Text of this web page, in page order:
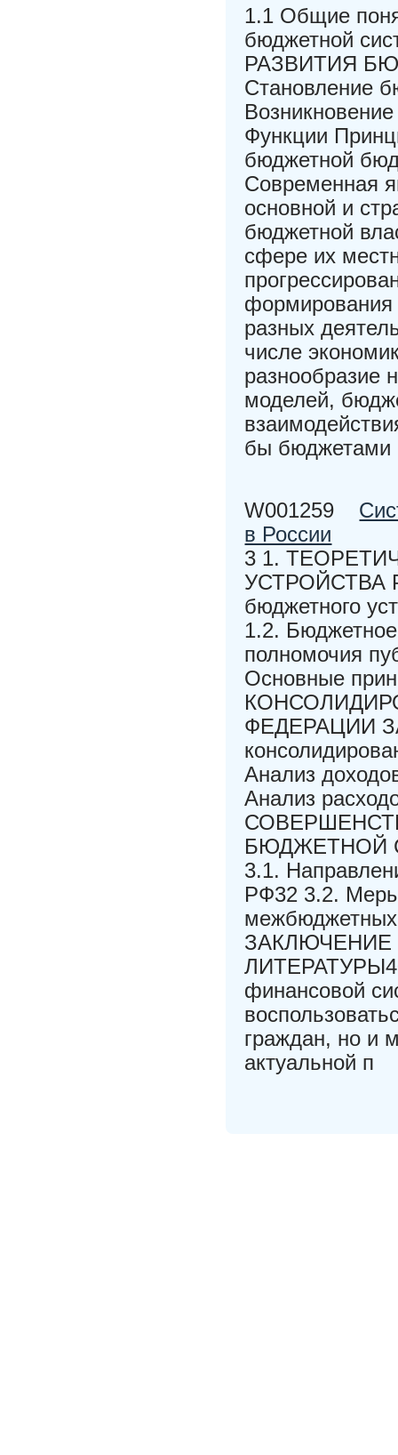
1.1 Общие
бюджетной
РАЗВИТИЯ
Становление
Функции
бюджетной
Современная
основной и
бюджетной
сфере их
формирования
разных
числе
разнообразие
моделей,
бы бюджетами
W001259
в России
3 1.
УСТРОЙСТВА
бюджетного
1.2.
полномочия
Основные
ФЕДЕРАЦИИ
Анализ
Анализ
БЮДЖЕТНОЙ
3.1.
РФ32 3.2.
межбюджетных
финансовой
граждан, но и
актуальной п